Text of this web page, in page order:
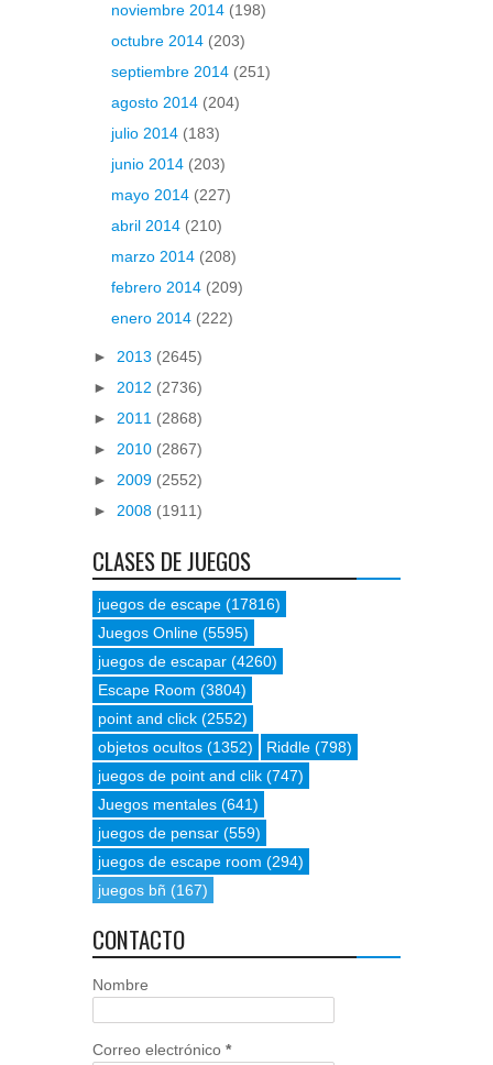
noviembre 2014 (198)
octubre 2014 (203)
septiembre 2014 (251)
agosto 2014 (204)
julio 2014 (183)
junio 2014 (203)
mayo 2014 (227)
abril 2014 (210)
marzo 2014 (208)
febrero 2014 (209)
enero 2014 (222)
► 2013 (2645)
► 2012 (2736)
► 2011 (2868)
► 2010 (2867)
► 2009 (2552)
► 2008 (1911)
CLASES DE JUEGOS
juegos de escape (17816)
Juegos Online (5595)
juegos de escapar (4260)
Escape Room (3804)
point and click (2552)
objetos ocultos (1352) Riddle (798)
juegos de point and clik (747)
Juegos mentales (641)
juegos de pensar (559)
juegos de escape room (294)
juegos bñ (167)
CONTACTO
Nombre
Correo electrónico *